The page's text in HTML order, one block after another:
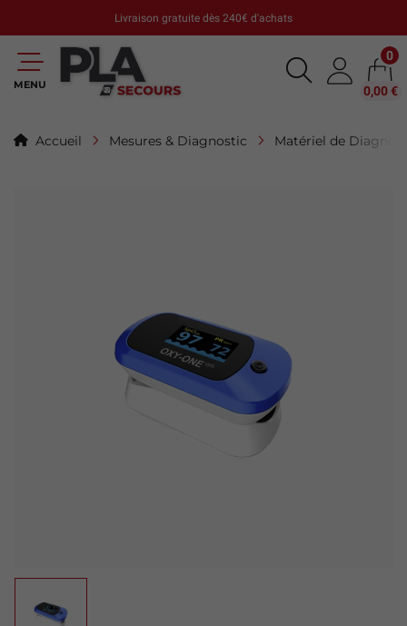
Livraison gratuite dès 240€ d'achats
MENU
0
0,00 €
Accueil Mesures & Diagnostic Matériel de